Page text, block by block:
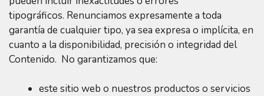
tipográficos. Renunciamos expresamente a toda
garantía de cualquier tipo, ya sea expresa o implícita, en
cuanto a la disponibilidad, precisión o integridad del
Contenido. No garantizamos que:
este sitio web o nuestros productos o servicios